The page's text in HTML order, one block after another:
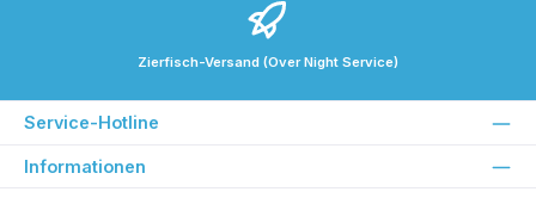
Zierfisch-Versand (Over Night Service)
Service-Hotline
Informationen